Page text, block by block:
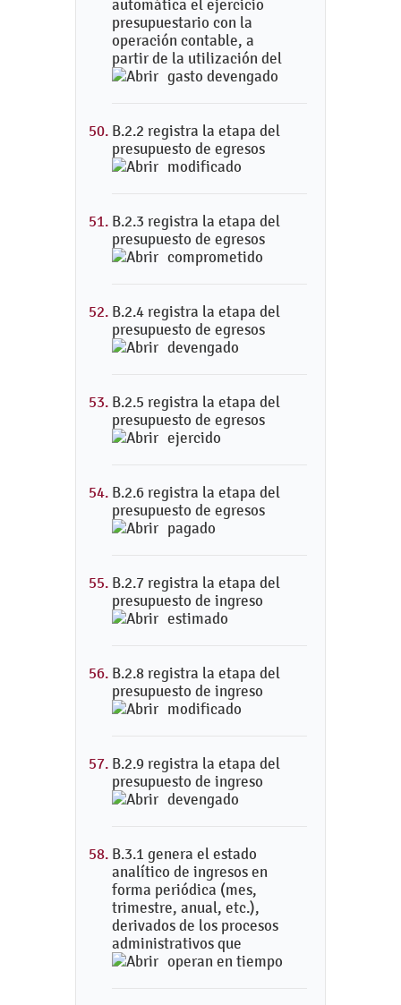
automática el ejercicio
presupuestario con la
operación contable, a
partir de la utilización del
gasto devengado
B.2.2 registra la etapa del
presupuesto de egresos
modificado
B.2.3 registra la etapa del
presupuesto de egresos
comprometido
B.2.4 registra la etapa del
presupuesto de egresos
devengado
B.2.5 registra la etapa del
presupuesto de egresos
ejercido
B.2.6 registra la etapa del
presupuesto de egresos
pagado
B.2.7 registra la etapa del
presupuesto de ingreso
estimado
B.2.8 registra la etapa del
presupuesto de ingreso
modificado
B.2.9 registra la etapa del
presupuesto de ingreso
devengado
B.3.1 genera el estado
analítico de ingresos en
forma periódica (mes,
trimestre, anual, etc.),
derivados de los procesos
administrativos que
operan en tiempo